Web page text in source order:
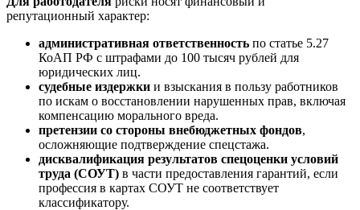
репутационный характер:
административная ответственность по статье 5.27
КоАП РФ с штрафами до 100 тысяч рублей для
юридических лиц.
судебные издержки и взыскания в пользу работников
по искам о восстановлении нарушенных прав, включая
компенсацию морального вреда.
претензии со стороны внебюджетных фондов,
осложняющие подтверждение спецстажа.
дисквалификация результатов спецоценки условий
труда (СОУТ) в части предоставления гарантий, если
профессия в картах СОУТ не соответствует
классификатору.